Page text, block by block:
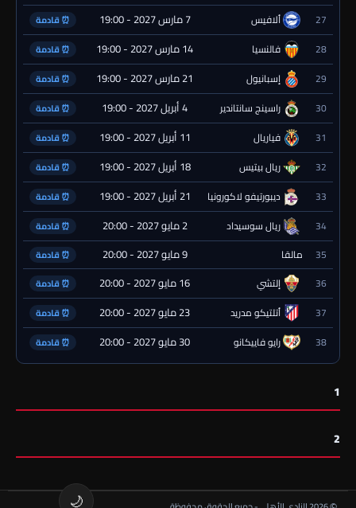
27 ألافيس 7 مارس 2027 - 19:00 ⏰ قادمة
28 فالنسيا 14 مارس 2027 - 19:00 ⏰ قادمة
29 إسبانيول 21 مارس 2027 - 19:00 ⏰ قادمة
30 راسينج سانتاندير 4 أبريل 2027 - 19:00 ⏰ قادمة
31 فياريال 11 أبريل 2027 - 19:00 ⏰ قادمة
32 ريال بيتيس 18 أبريل 2027 - 19:00 ⏰ قادمة
33 ديبورتيفو لاكورونيا 21 أبريل 2027 - 19:00 ⏰ قادمة
34 ريال سوسيداد 2 مايو 2027 - 20:00 ⏰ قادمة
35 مالقا 9 مايو 2027 - 20:00 ⏰ قادمة
36 إلتشي 16 مايو 2027 - 20:00 ⏰ قادمة
37 أتلتيكو مدريد 23 مايو 2027 - 20:00 ⏰ قادمة
38 رايو فاييكانو 30 مايو 2027 - 20:00 ⏰ قادمة
1
2
🌙